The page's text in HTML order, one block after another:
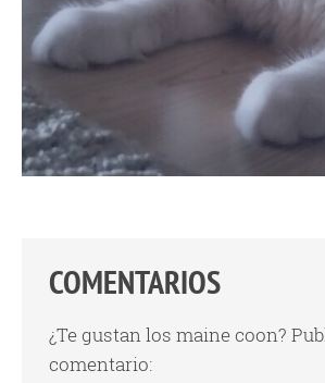
COMENTARIOS
¿Te gustan los maine coon?
comentario: